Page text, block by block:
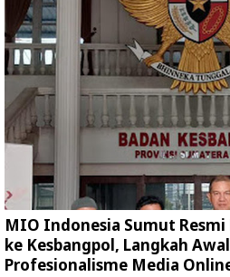
MIO Indonesia Sumut
ke Kesbangpol, Langkah
Profesionalisme Media